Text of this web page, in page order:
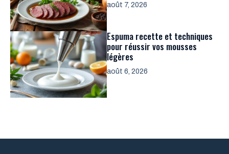
août 7, 2026
Espuma recette et techniques
pour réussir vos mousses
légères
août 6, 2026